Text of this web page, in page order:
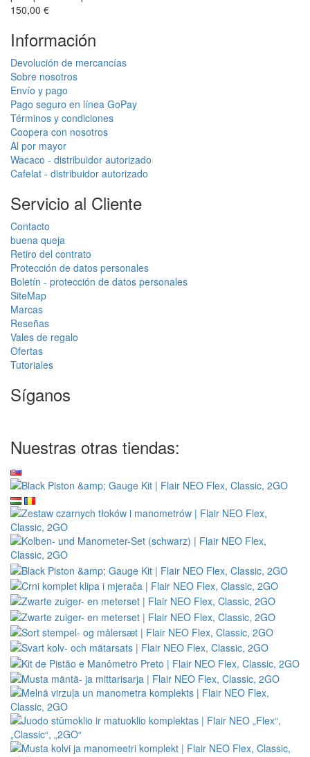
150,00 €
Información
Devolución de mercancías
Sobre nosotros
Envío y pago
Pago seguro en línea GoPay
Términos y condiciones
Coopera con nosotros
Al por mayor
Wacaco - distribuidor autorizado
Cafelat - distribuidor autorizado
Servicio al Cliente
Contacto
buena queja
Retiro del contrato
Protección de datos personales
Boletín - protección de datos personales
SiteMap
Marcas
Reseñas
Vales de regalo
Ofertas
Tutoriales
Síganos
Nuestras otras tiendas: